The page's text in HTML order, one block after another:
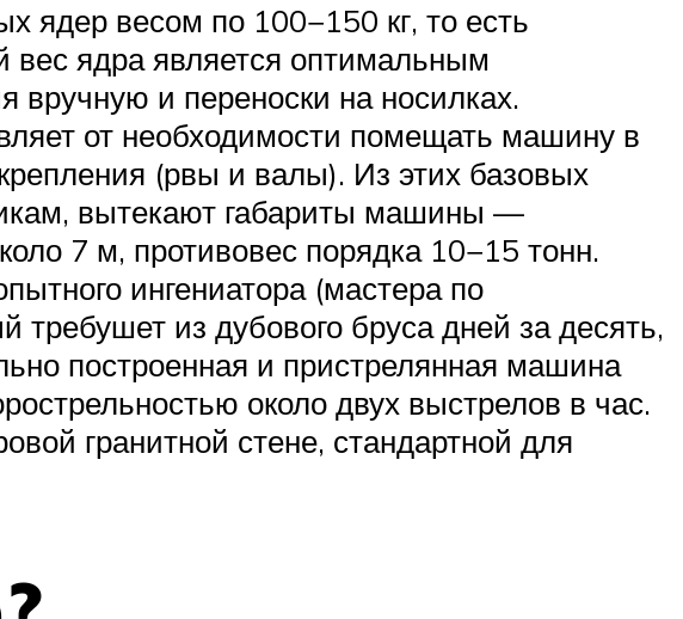
ядер весом по 100−150 кг, то есть
ядра является оптимальным
и переноски на носилках.
от необходимости помещать машину в
(рвы и валы). Из этих базовых
вытекают габариты машины —
7 м, противовес порядка 10−15 тонн.
ингениатора (мастера по
из дубового бруса дней за десять,
построенная и пристрелянная машина
около двух выстрелов в час.
гранитной стене, стандартной для